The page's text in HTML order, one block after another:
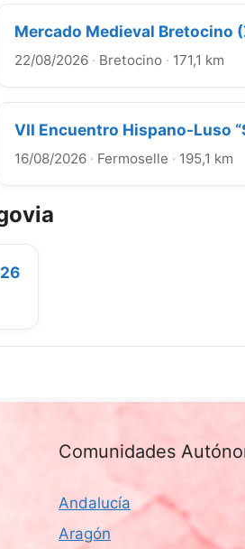
Mercado Medieval Bretocino
22/08/2026 · Bretocino · 171,1 km
VII Encuentro Hispano-Luso
16/08/2026 · Fermoselle · 195,1 km
Comunidades
Andalucía
Aragón